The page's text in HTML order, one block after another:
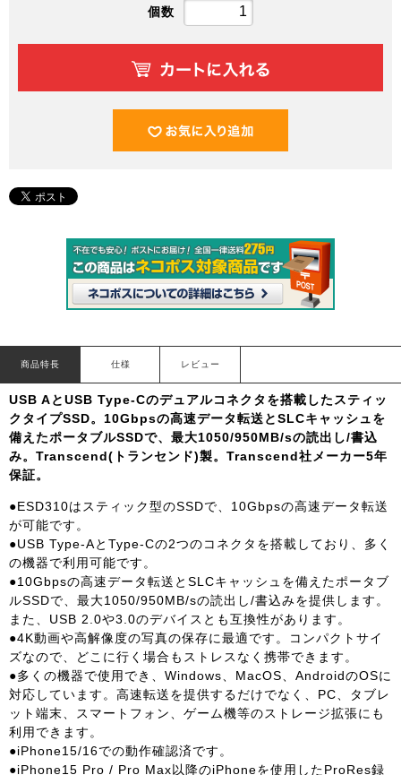
個数
商品特長 仕様 レビュー
USB AとUSB Type-Cのデュアルコネクタを搭載したスティッ
クタイプSSD。10Gbpsの高速データ転送とSLCキャッシュを
備えたポータブルSSDで、最大1050/950MB/sの読出し/書込
み。Transcend(トランセンド)製。Transcend社メーカー5年
保証。
●ESD310はスティック型のSSDで、10Gbpsの高速データ転送
が可能です。
●USB Type-AとType-Cの2つのコネクタを搭載しており、多く
の機器で利用可能です。
●10Gbpsの高速データ転送とSLCキャッシュを備えたポータブ
ルSSDで、最大1050/950MB/sの読出し/書込みを提供します。
また、USB 2.0や3.0のデバイスとも互換性があります。
●4K動画や高解像度の写真の保存に最適です。コンパクトサイ
ズなので、どこに行く場合もストレスなく携帯できます。
●多くの機器で使用でき、Windows、MacOS、AndroidのOSに
対応しています。高速転送を提供するだけでなく、PC、タブレ
ット端末、スマートフォン、ゲーム機等のストレージ拡張にも
利用できます。
●iPhone15/16での動作確認済です。
●iPhone15 Pro / Pro Max以降のiPhoneを使用したProRes録